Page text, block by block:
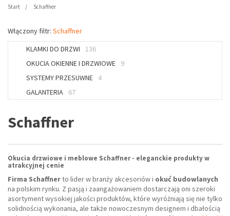
Start Schaffner
Włączony filtr: Schaffner
KLAMKI DO DRZWI
136
OKUCIA OKIENNE I DRZWIOWE
9
SYSTEMY PRZESUWNE
4
GALANTERIA
67
Schaffner
Okucia drzwiowe i meblowe Schaffner - eleganckie produkty w
atrakcyjnej cenie
Firma Schaffnerto lider w branży akcesoriów i okuć budowlanych
na polskim rynku. Z pasją i zaangażowaniem dostarczają oni szeroki
asortyment wysokiej jakości produktów, które wyróżniają się nie tylko
solidnością wykonania, ale także nowoczesnym designem i dbałością